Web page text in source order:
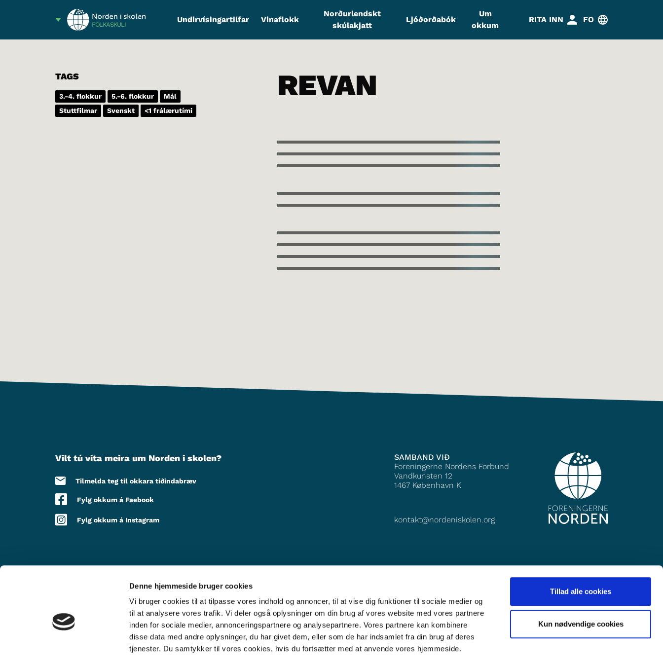
Denne hjemmeside bruger cookies
Vi bruger cookies til at tilpasse vores indhold og annoncer, til at vise dig funktioner til sociale medier og
til at analysere vores trafik. Vi deler også oplysninger om din brug af vores website med vores partnere
inden for sociale medier, annonceringspartnere og analysepartnere. Vores partnere kan kombinere
disse data med andre oplysninger, du har givet dem, eller som de har indsamlet fra din brug af deres
tjenester. Du samtykker til vores cookies, hvis du fortsætter med at anvende vores hjemmeside.
Tillad alle cookies
Kun nødvendige cookies
FÓLKASKÚLI
Undirvísingartilfar Vinaflokk
Norðurlendskt
skúlakjatt
Ljóðorðabók
Um
okkum
RITA INN FO
TAGS
3.-4. flokkur 5.-6. flokkur
Mál
Stuttfilmar
Svenskt <1 frálærutími
REVAN
Vilt tú vita meira um Norden i skolen?
Tilmelda teg til okkara tíðindabræv
Fylg okkum á Faebook
Fylg okkum á Instagram
SAMBAND VIÐ
Foreningerne Nordens Forbund
Vandkunsten 12
1467 København K
kontakt@nordeniskolen.org